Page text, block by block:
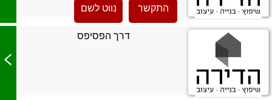
התקשר נווט לשם
דרך הפסיפס
>